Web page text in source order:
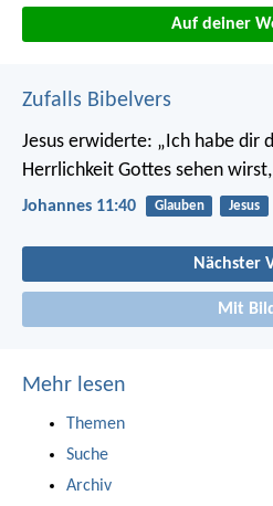
Auf deiner
Zufalls Bibelvers
Jesus erwiderte: „Ich habe dir
Herrlichkeit Gottes sehen
Johannes 11:40 Glauben Jesus
Nächster
Mit
Mehr lesen
Themen
Suche
Archiv